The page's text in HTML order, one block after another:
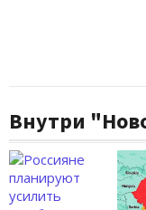
Внутри